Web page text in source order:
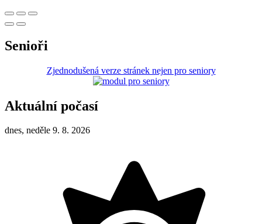
Senioři
Zjednodušená verze stránek nejen pro seniory
Aktuální počasí
dnes, neděle 9. 8. 2026